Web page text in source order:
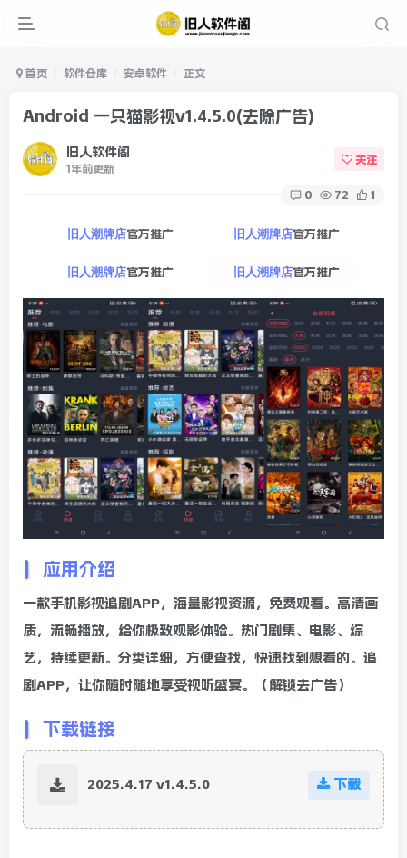
首页 软件仓库 安卓软件 正文
Android 一只猫影视v1.4.5.0(去除广告)
旧人软件阁
1年前更新
关注
0 72 1
旧人潮牌店官方推广 旧人潮牌店官方推广
旧人潮牌店官方推广 旧人潮牌店官方推广
应用介绍
一款手机影视追剧APP，海量影视资源，免费观看。高清画
质，流畅播放，给你极致观影体验。热门剧集、电影、综
艺，持续更新。分类详细，方便查找，快速找到想看的。追
剧APP，让你随时随地享受视听盛宴。（解锁去广告）
下载链接
2025.4.17 v1.4.5.0 下载